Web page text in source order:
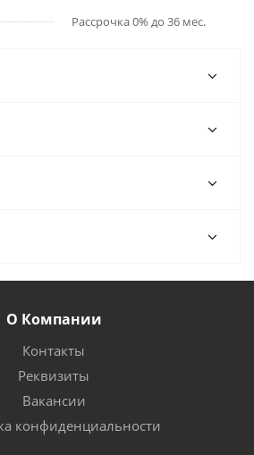
Рассрочка 0% до 36 мес.
О Компании
Контакты
Реквизиты
Вакансии
конфиденциальности